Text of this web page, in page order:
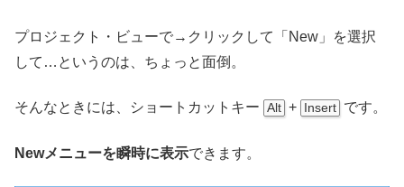
プロジェクト・ビューで→クリックして「New」を選択
して…というのは、ちょっと面倒。
そんなときには、ショートカットキー Alt + Insert です。
Newメニューを瞬時に表示できます。